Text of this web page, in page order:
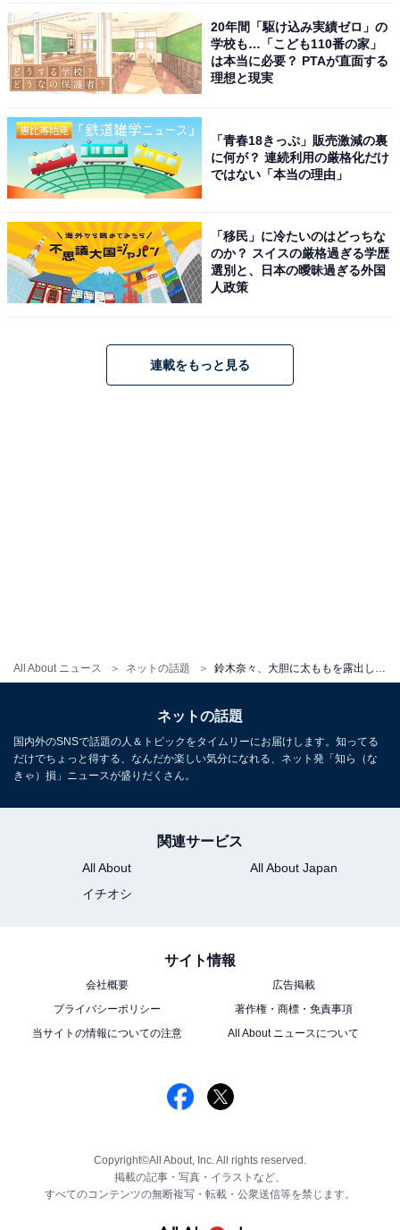
All About ニュース ネットの話題
20年間「駆け込み実績ゼロ」の
学校も…「こども110番の家」
は本当に必要？ PTAが直面する
理想と現実
「青春18きっぷ」販売激減の裏
に何が？ 連続利用の厳格化だけ
ではない「本当の理由」
「移民」に冷たいのはどっちな
のか？ スイスの厳格過ぎる学歴
選別と、日本の曖昧過ぎる外国
人政策
連載をもっと見る
ネットの話題
国内外のSNSで話題の人＆トピックをタイムリーにお届けします。知ってる
だけでちょっと得する、なんだか楽しい気分になれる、ネット発「知ら（な
きゃ）損」ニュースが盛りだくさん。
関連サービス
All About
All About Japan
イチオシ
サイト情報
会社概要
広告掲載
プライバシーポリシー
著作権・商標・免責事項
当サイトの情報についての注意
All About ニュースについて
Copyright©All About, Inc. All rights reserved.
掲載の記事・写真・イラストなど、
すべてのコンテンツの無断複写・転載・公衆送信等を禁じます。